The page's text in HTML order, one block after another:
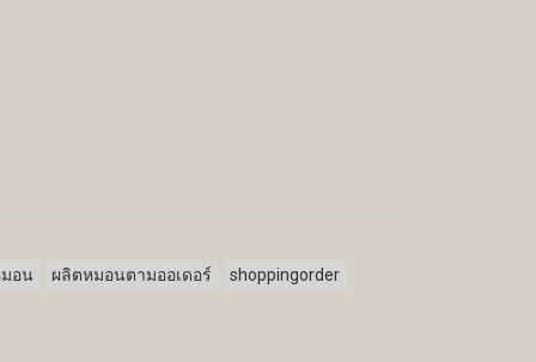
อน ผลิตหมอนตามออเดอร์ shoppingorder